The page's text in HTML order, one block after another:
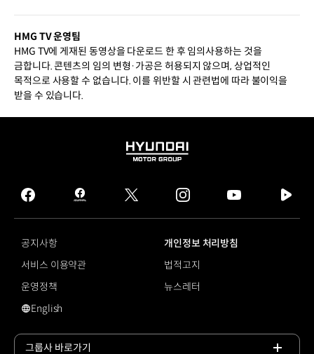
HMG TV 운영팀
HMG TV에 게재된 동영상을 다운로드 한 후 임의사용하는 것을
금합니다. 콘텐츠의 임의 변형·가공은 허용되지 않으며, 상업적인
목적으로 사용할 수 없습니다. 이를 위반할 시 관련법에 따라 불이익을
받을 수 있습니다.
HYUNDAI
GROUP
facebook
hmg
journal
twitter instagram
tv
공지사항
개인정보 처리방침
서비스 이용약관
법적고지
운영정책
뉴스레터
영문 사이트로 이동
English
그룹사 바로가기